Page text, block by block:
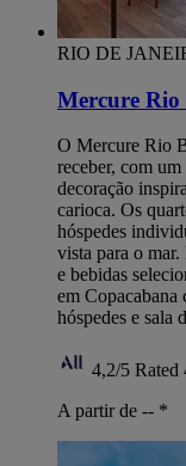
RIO DE
Mercure Rio
O Mercure Rio
receber, com
decoração
carioca. Os
hóspedes
vista para o
e bebidas
em Copacabana
hóspedes e sala
4,2/5 Rated
A partir de -- *